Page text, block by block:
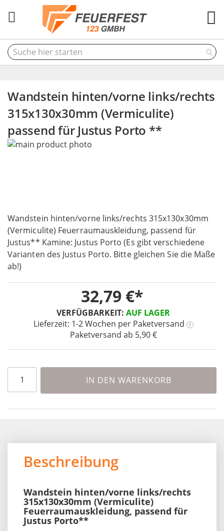
Wandstein hinten/vorne links/rechts
315x130x30mm (Vermiculite)
passend für Justus Porto **
Wandstein hinten/vorne links/rechts 315x130x30mm
(Vermiculite) Feuerraumauskleidung, passend für
Justus** Kamine: Justus Porto (Es gibt verschiedene
Varianten des Justus Porto. Bitte gleichen Sie die Maße
ab!)
VERFÜGBARKEIT: AUF LAGER
Lieferzeit: 1-2 Wochen per Paketversand ?
Paketversand ab 5,90 €
32,79 €
IN DEN WARENKORB
Skip
gallery
to
the
beginning
of
the
images
gallery
Beschreibung
Wandstein hinten/vorne links/rechts
315x130x30mm (Vermiculite)
Feuerraumauskleidung, passend für
Justus Porto**